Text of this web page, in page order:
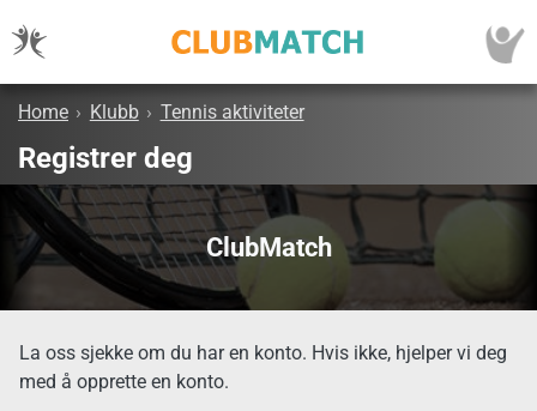
Home › Klubb › Tennis aktiviteter
Registrer deg
ClubMatch
La oss sjekke om du har en konto. Hvis ikke, hjelper vi deg
med å opprette en konto.